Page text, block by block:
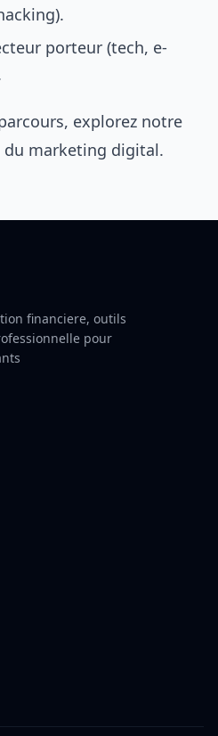
porteur (tech, e-
explorez notre
marketing digital.
financiere, outils
pour